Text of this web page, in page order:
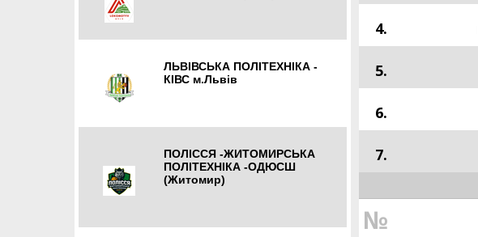
ЛЬВІВСЬКА ПОЛІТЕХНІКА -
КІВС м.Львів
ПОЛІССЯ -ЖИТОМИРСЬКА
ПОЛІТЕХНІКА -ОДЮСШ
(Житомир)
4.
5.
6.
7.
№